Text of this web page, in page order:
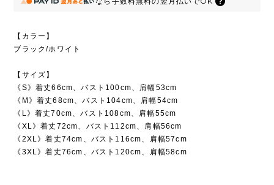
【カラー】
ブラック/ホワイト
【サイズ】
《S》着丈66cm、バスト100cm、肩幅53cm
《M》着丈68cm、バスト104cm、肩幅54cm
《L》着丈70cm、バスト108cm、肩幅55cm
《XL》着丈72cm、バスト112cm、肩幅56cm
《2XL》着丈74cm、バスト116cm、肩幅57cm
《3XL》着丈76cm、バスト120cm、肩幅58cm